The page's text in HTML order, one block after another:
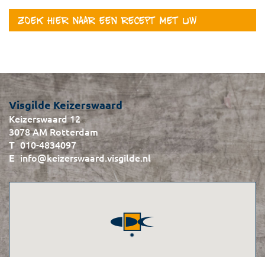
Zoek hier naar een recept met uw
Visgilde Keizerswaard
Keizerswaard 12
3078 AM Rotterdam
010-4834097
info@keizerswaard.visgilde.nl